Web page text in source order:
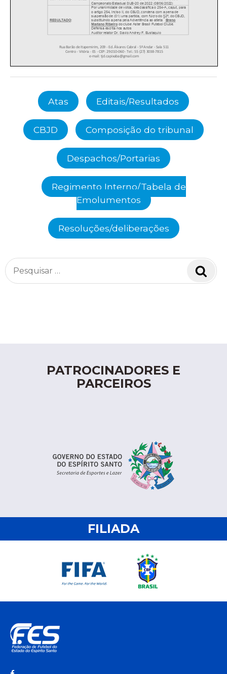
Atas Editais/Resultados
CBJD Composição do tribunal
Despachos/Portarias
Regimento Interno/Tabela de
Emolumentos
Resoluções/deliberações
Pesquisar
por:
PATROCINADORES E
PARCEIROS
FILIADA